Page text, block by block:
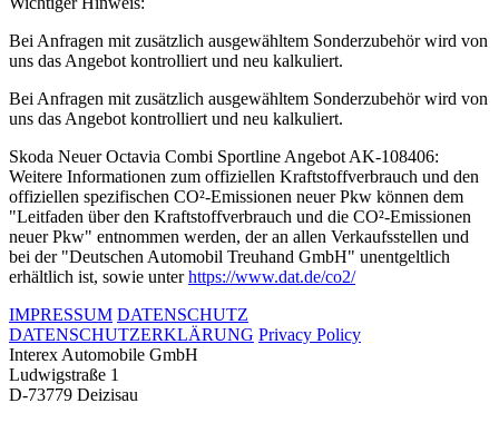
Bei Anfragen mit zusätzlich ausgewähltem Sonderzubehör wird von
uns das Angebot kontrolliert und neu kalkuliert.
Bei Anfragen mit zusätzlich ausgewähltem Sonderzubehör wird von
uns das Angebot kontrolliert und neu kalkuliert.
Skoda Neuer Octavia Combi Sportline Angebot AK-108406:
Weitere Informationen zum offiziellen Kraftstoffverbrauch und den
offiziellen spezifischen CO²-Emissionen neuer Pkw können dem
"Leitfaden über den Kraftstoffverbrauch und die CO²-Emissionen
neuer Pkw" entnommen werden, der an allen Verkaufsstellen und
bei der "Deutschen Automobil Treuhand GmbH" unentgeltlich
erhältlich ist, sowie unterhttps://www.dat.de/co2/
IMPRESSUM DATENSCHUTZ
DATENSCHUTZERKLÄRUNG Privacy Policy
Interex Automobile GmbH
Ludwigstraße 1
D-73779 Deizisau